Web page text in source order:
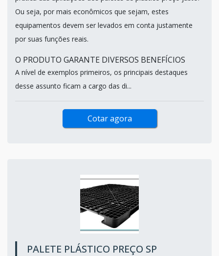
Ou seja, por mais econômicos que sejam, estes
equipamentos devem ser levados em conta justamente
por suas funções reais.
O PRODUTO GARANTE DIVERSOS BENEFÍCIOS
A nível de exemplos primeiros, os principais destaques
desse assunto ficam a cargo das di...
Cotar agora
PALETE PLÁSTICO PREÇO SP